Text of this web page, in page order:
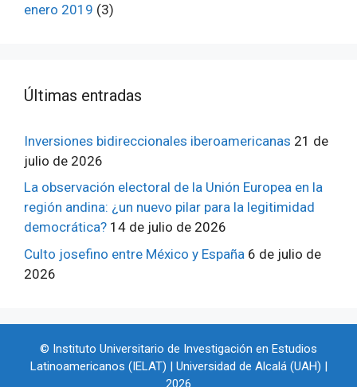
enero 2019 (3)
ÚItimas entradas
Inversiones bidireccionales iberoamericanas 21 de
julio de 2026
La observación electoral de la Unión Europea en la
región andina: ¿un nuevo pilar para la legitimidad
democrática? 14 de julio de 2026
Culto josefino entre México y España 6 de julio de
2026
© Instituto Universitario de Investigación en Estudios
Latinoamericanos (IELAT) | Universidad de Alcalá (UAH) |
2026